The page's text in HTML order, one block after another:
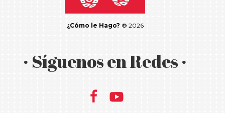
¿Cómo le Hago? ® 2026
· Síguenos en Redes ·